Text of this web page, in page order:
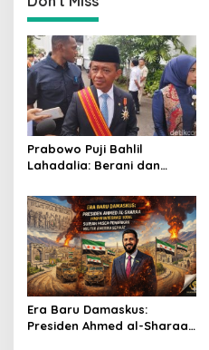
Prabowo Puji Bahlil
Lahadalia: Berani dan
88–89
Era Baru Damaskus:
Presiden Ahmed al-Sharaa